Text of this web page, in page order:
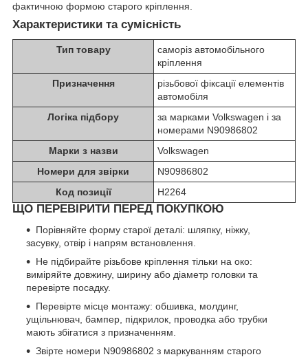
фактичною формою старого кріплення.
Характеристики та сумісність
Тип товару
саморіз автомобільного
кріплення
Призначення
різьбової фіксації елементів
автомобіля
Логіка підбору
за марками Volkswagen і за
номерами N90986802
Марки з назви
Volkswagen
Номери для звірки
N90986802
Код позиції
H2264
ЩО ПЕРЕВІРИТИ ПЕРЕД ПОКУПКОЮ
Порівняйте форму старої деталі: шляпку, ніжку,
засувку, отвір і напрям встановлення.
Не підбирайте різьбове кріплення тільки на око:
виміряйте довжину, ширину або діаметр головки та
перевірте посадку.
Перевірте місце монтажу: обшивка, молдинг,
ущільнювач, бампер, підкрилок, проводка або трубки
мають збігатися з призначенням.
Звірте номери N90986802 з маркуванням старого